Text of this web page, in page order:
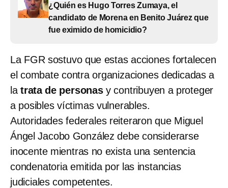
¿Quién es Hugo Torres Zumaya, el
candidato de Morena en Benito Juárez que
fue eximido de homicidio?
La FGR sostuvo que estas acciones fortalecen
el combate contra organizaciones dedicadas a
la trata de personasy contribuyen a proteger
a posibles víctimas vulnerables.
Autoridades federales reiteraron que Miguel
Ángel Jacobo González debe considerarse
inocente mientras no exista una sentencia
condenatoria emitida por las instancias
judiciales competentes.